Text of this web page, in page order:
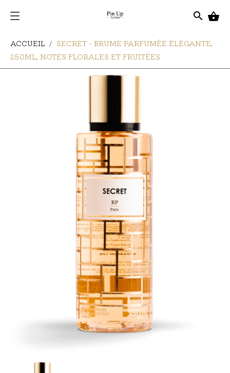

search
ACCUEIL
SECRET - BRUME PARFUMÉE ÉLÉGANTE,
250ML, NOTES FLORALES ET FRUITÉES